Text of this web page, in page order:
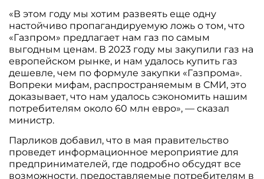
«В этом году мы хотим развеять еще одну
настойчиво пропагандируемую ложь о том, что
«Газпром» предлагает нам газ по самым
выгодным ценам. В 2023 году мы закупили газ на
европейском рынке, и нам удалось купить газ
дешевле, чем по формуле закупки «Газпрома».
Вопреки мифам, распространяемым в СМИ, это
доказывает, что нам удалось сэкономить нашим
потребителям около 60 млн евро», — сказал
министр.
Парликов добавил, что в мая правительство
проведет информационное мероприятие для
предпринимателей, где подробно обсудят все
возможности, предоставляемые потребителям в